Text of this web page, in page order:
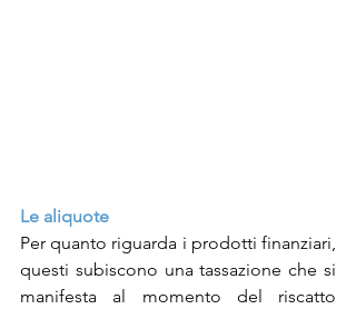
Le aliquote
Per quanto riguarda i prodotti finanziari,
questi subiscono una tassazione che si
manifesta al momento del riscatto